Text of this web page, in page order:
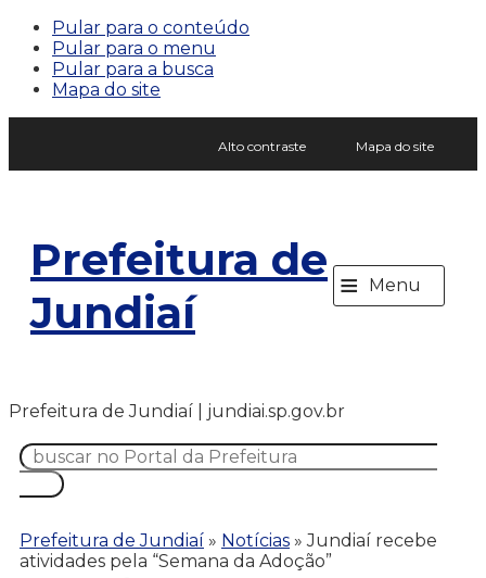
Pular para o conteúdo
Pular para o menu
Pular para a busca
Mapa do site
Alto contraste Mapa do site
Prefeitura de
Jundiaí
≡ Menu
Prefeitura de Jundiaí | jundiai.sp.gov.br
Prefeitura de Jundiaí » Notícias »Jundiaí recebe
atividades pela “Semana da Adoção”